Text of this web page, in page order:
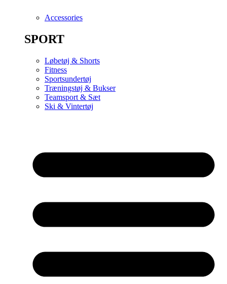
Accessories
SPORT
Løbetøj & Shorts
Fitness
Sportsundertøj
Træningstøj & Bukser
Teamsport & Sæt
Ski & Vintertøj